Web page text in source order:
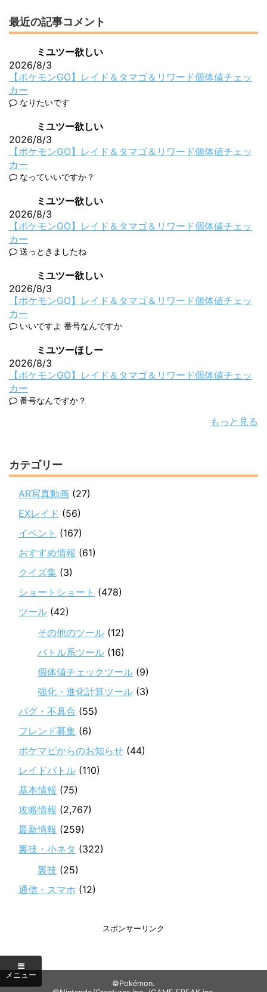
最近の記事コメント
ミユツー欲しい
2026/8/3
【ポケモンGO】レイド＆タマゴ＆リワード個体値チェッ
カー
なりたいです
ミユツー欲しい
2026/8/3
【ポケモンGO】レイド＆タマゴ＆リワード個体値チェッ
カー
なっていいですか？
ミユツー欲しい
2026/8/3
【ポケモンGO】レイド＆タマゴ＆リワード個体値チェッ
カー
送っときましたね
ミユツー欲しい
2026/8/3
【ポケモンGO】レイド＆タマゴ＆リワード個体値チェッ
カー
いいですよ 番号なんですか
ミユツーほしー
2026/8/3
【ポケモンGO】レイド＆タマゴ＆リワード個体値チェッ
カー
番号なんですか？
もっと見る
カテゴリー
AR写真動画 (27)
EXレイド (56)
イベント (167)
おすすめ情報 (61)
クイズ集 (3)
ショートショート (478)
ツール (42)
その他のツール (12)
バトル系ツール (16)
個体値チェックツール (9)
強化・進化計算ツール (3)
バグ・不具合 (55)
フレンド募集 (6)
ポケマピからのお知らせ (44)
レイドバトル (110)
基本情報 (75)
攻略情報 (2,767)
最新情報 (259)
裏技・小ネタ (322)
裏技 (25)
通信・スマホ (12)
スポンサーリンク
©Pokémon.